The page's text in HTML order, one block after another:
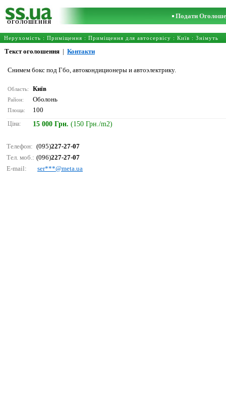
ОГОЛОШЕННЯ
Подати
Нерухомість : Приміщення : Приміщення для автосервісу : Київ : Знімуть
Текст оголошення | Контакти
Снимем бокс под Гбо, автокондиционеры и автоэлектрику.
Область: Київ
Район: Оболонь
Площа: 100
Ціна: 15 000 Грн. (150 Грн./m2)
Телефон: (095)227-27-07
Тел. моб.: (096)227-27-07
E-mail:
sеr***@mеtа.uа